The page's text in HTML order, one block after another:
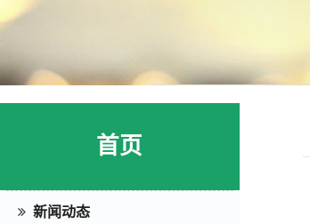
首页
新闻动态